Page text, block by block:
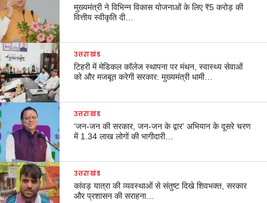
मुख्यमंत्री ने विभिन्न विकास योजनाओं के लिए ₹5 करोड़ की
वित्तीय स्वीकृति दी…
उत्तराखंड
टिहरी में मेडिकल कॉलेज स्थापना पर मंथन, स्वास्थ्य सेवाओं
को और मजबूत करेगी सरकार: मुख्यमंत्री धामी…
उत्तराखंड
‘जन-जन की सरकार, जन-जन के द्वार’ अभियान के दूसरे चरण
में 1.34 लाख लोगों की भागीदारी…
उत्तराखंड
कांवड़ यात्रा की व्यवस्थाओं से संतुष्ट दिखे शिवभक्त, सरकार
और प्रशासन की सराहना…